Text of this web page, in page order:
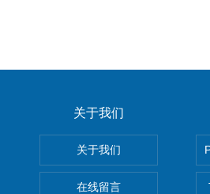
关于我们
关于我们
在线留言